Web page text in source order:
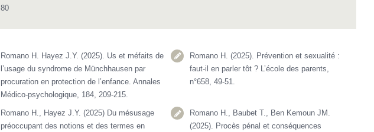
80
Romano H. Hayez J.Y. (2025). Us et méfaits de
l’usage du syndrome de Münchhausen par
procuration en protection de l’enfance. Annales
Médico-psychologique, 184, 209-215.
Romano H. (2025). Prévention et sexualité :
faut-il en parler tôt ? L’école des parents,
n°658, 49-51.
Romano H., Hayez J.Y. (2025) Du mésusage
préoccupant des notions et des termes en
Romano H., Baubet T., Ben Kemoun JM.
(2025). Procès pénal et conséquences